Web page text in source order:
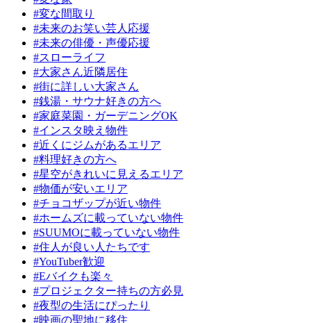
#変な間取り
#未来のお笑い芸人応援
#未来の俳優・声優応援
#スローライフ
#大家さん近隣居住
#街に詳しい大家さん
#銭湯・サウナ好きの方へ
#家庭菜園・ガーデニングOK
#インスタ映え物件
#近くにジムがあるエリア
#料理好きの方へ
#星空がきれいに見えるエリア
#物価が安いエリア
#チョコザップが近い物件
#ホームズに載っていない物件
#SUUMOに載っていない物件
#住人が良い人たちです
#YouTuber歓迎
#Eバイクも楽々
#プロジェクター持ちの方必見
#夜型の生活にぴったり
#映画の聖地に移住